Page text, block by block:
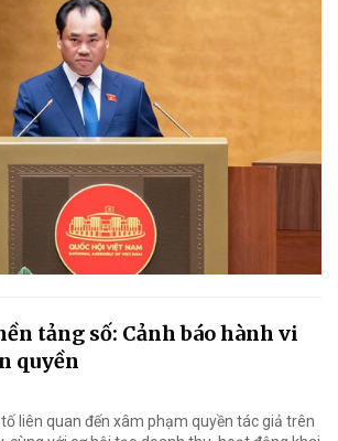
tảng số: Cảnh báo hành vi
quyền
tố liên quan đến xâm phạm quyền tác giả trên